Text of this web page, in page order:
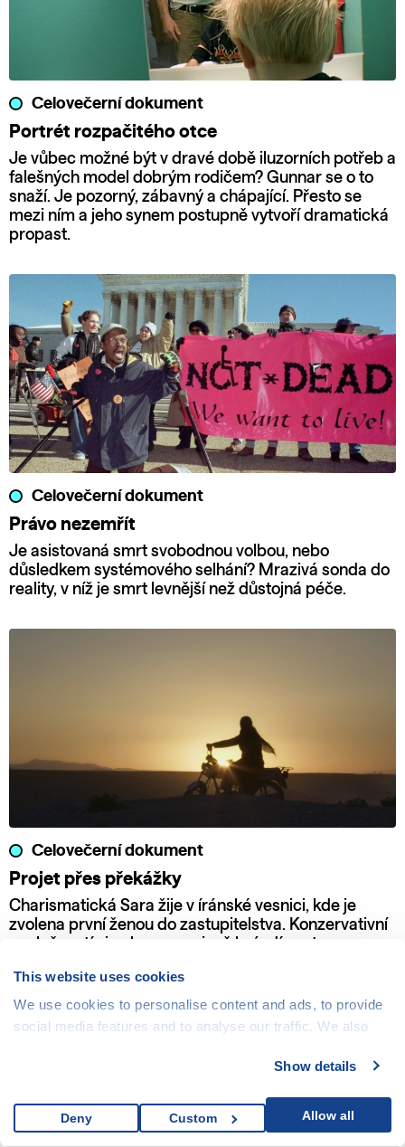
This website uses cookies
We use cookies to personalise content and ads, to provide
social media features and to analyse our traffic. We also
media, advertising and analytics partners who may
them or that they’ve collected from your use of their
services.
Show details
Allow all
Custom
Deny
Celovečerní dokument
Portrét rozpačitého otce
Je vůbec možné být v dravé době iluzorních potřeb a
falešných model dobrým rodičem? Gunnar se o to
snaží. Je pozorný, zábavný a chápající. Přesto se
mezi ním a jeho synem postupně vytvoří dramatická
propast.
Celovečerní dokument
Právo nezemřít
Je asistovaná smrt svobodnou volbou, nebo
důsledkem systémového selhání? Mrazivá sonda do
reality, v níž je smrt levnější než důstojná péče.
Celovečerní dokument
Projet přes překážky
Charismatická Sara žije v íránské vesnici, kde je
zvolena první ženou do zastupitelstva. Konzervativní
společností si nekompromisně brázdí cestu se svou